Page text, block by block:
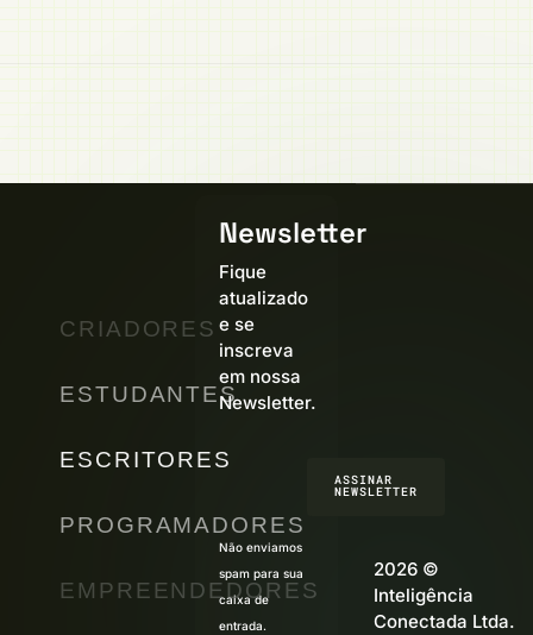
CRIADORES
ESTUDANTES
ESCRITORES
PROGRAMADORES
EMPREENDEDORES
Newsletter
Fique
atualizado
e se
inscreva
em nossa
Newsletter.
ASSINAR
NEWSLETTER
Não enviamos
spam para sua
caixa de
entrada.
2026 ©
Inteligência
Conectada Ltda.